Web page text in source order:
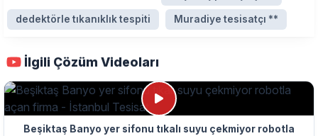
dedektörle tıkanıklık tespiti Muradiye tesisatçı **
İlgili Çözüm Videoları
Beşiktaş Banyo yer sifonu tıkalı suyu çekmiyor robotla